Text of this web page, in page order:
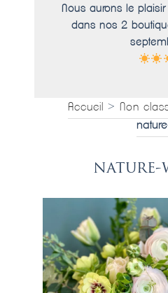
Nous aurons le
dans nos 2
Accueil > Non
nature-